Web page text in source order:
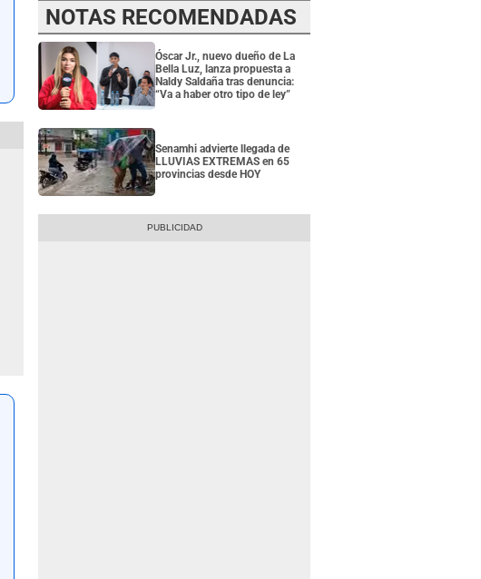
NOTAS RECOMENDADAS
Óscar Jr., nuevo dueño de La
Bella Luz, lanza propuesta a
Naldy Saldaña tras denuncia:
“Va a haber otro tipo de ley”
Senamhi advierte llegada de
LLUVIAS EXTREMAS en 65
provincias desde HOY